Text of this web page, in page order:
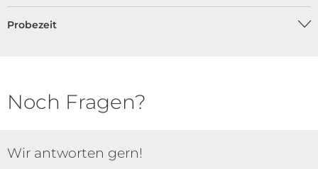
Probezeit
Noch Fragen?
Wir antworten gern!